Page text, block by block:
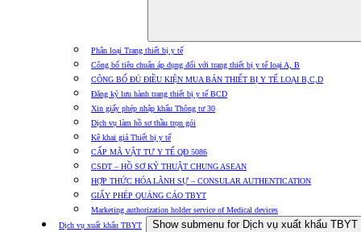
Phân loại Trang thiết bị y tế
Công bố tiêu chuẩn áp dụng đối với trang thiết bị y tế loại A, B
CÔNG BỐ ĐỦ ĐIỀU KIỆN MUA BÁN THIẾT BỊ Y TẾ LOẠI B,C,D
Đăng ký lưu hành trang thiết bị y tế BCD
Xin giấy phép nhập khẩu Thông tư 30
Dịch vụ làm hồ sơ thầu trọn gói
Kê khai giá Thiết bị y tế
CẤP MÃ VẬT TƯ Y TẾ QĐ 5086
CSDT – HỒ SƠ KỸ THUẬT CHUNG ASEAN
HỢP THỨC HÓA LÃNH SỰ – CONSULAR AUTHENTICATION
GIẤY PHÉP QUẢNG CÁO TBYT
Marketing authorization holder service of Medical devices
Dịch vụ xuất khẩu TBYT
Show submenu for Dịch vụ xuất khẩu TBYT